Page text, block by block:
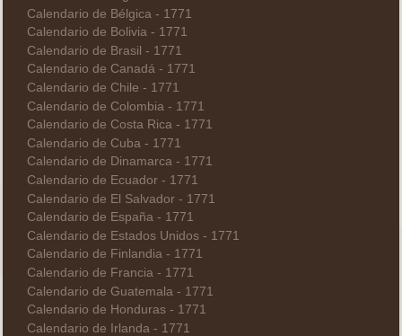
Calendario de Bélgica - 1771
Calendario de Bolivia - 1771
Calendario de Brasil - 1771
Calendario de Canadá - 1771
Calendario de Chile - 1771
Calendario de Colombia - 1771
Calendario de Costa Rica - 1771
Calendario de Cuba - 1771
Calendario de Dinamarca - 1771
Calendario de Ecuador - 1771
Calendario de El Salvador - 1771
Calendario de España - 1771
Calendario de Estados Unidos - 1771
Calendario de Finlandia - 1771
Calendario de Francia - 1771
Calendario de Guatemala - 1771
Calendario de Honduras - 1771
Calendario de Irlanda - 1771